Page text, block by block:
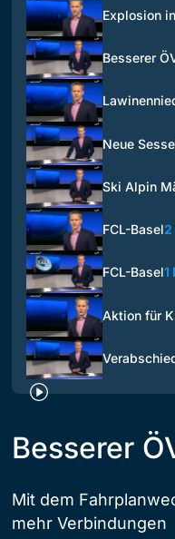
Explosion
Besserer
Neue
Ski Alpin
FCL-Basel2
FCL-Basel1
Aktion für
Besserer
Mit dem
mehr Verbindungen